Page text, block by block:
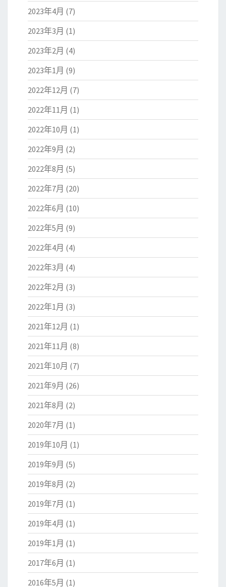
2023年4月 (7)
2023年3月 (1)
2023年2月 (4)
2023年1月 (9)
2022年12月 (7)
2022年11月 (1)
2022年10月 (1)
2022年9月 (2)
2022年8月 (5)
2022年7月 (20)
2022年6月 (10)
2022年5月 (9)
2022年4月 (4)
2022年3月 (4)
2022年2月 (3)
2022年1月 (3)
2021年12月 (1)
2021年11月 (8)
2021年10月 (7)
2021年9月 (26)
2021年8月 (2)
2020年7月 (1)
2019年10月 (1)
2019年9月 (5)
2019年8月 (2)
2019年7月 (1)
2019年4月 (1)
2019年1月 (1)
2017年6月 (1)
2016年5月 (1)